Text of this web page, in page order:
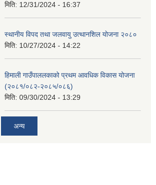
मिति: 12/31/2024 - 16:37
स्थानीय विपद तथा जलवायु उत्थानशिल योजना २०८०
मिति: 10/27/2024 - 14:22
हिमाली गाउँपाललकाको प्रथम आवधिक विकास योजना
(२०८१/०८२-२०८५/०८६)
मिति: 09/30/2024 - 13:29
अन्य